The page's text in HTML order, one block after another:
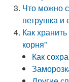
Что можно
петрушка и
Как
корня”
Как